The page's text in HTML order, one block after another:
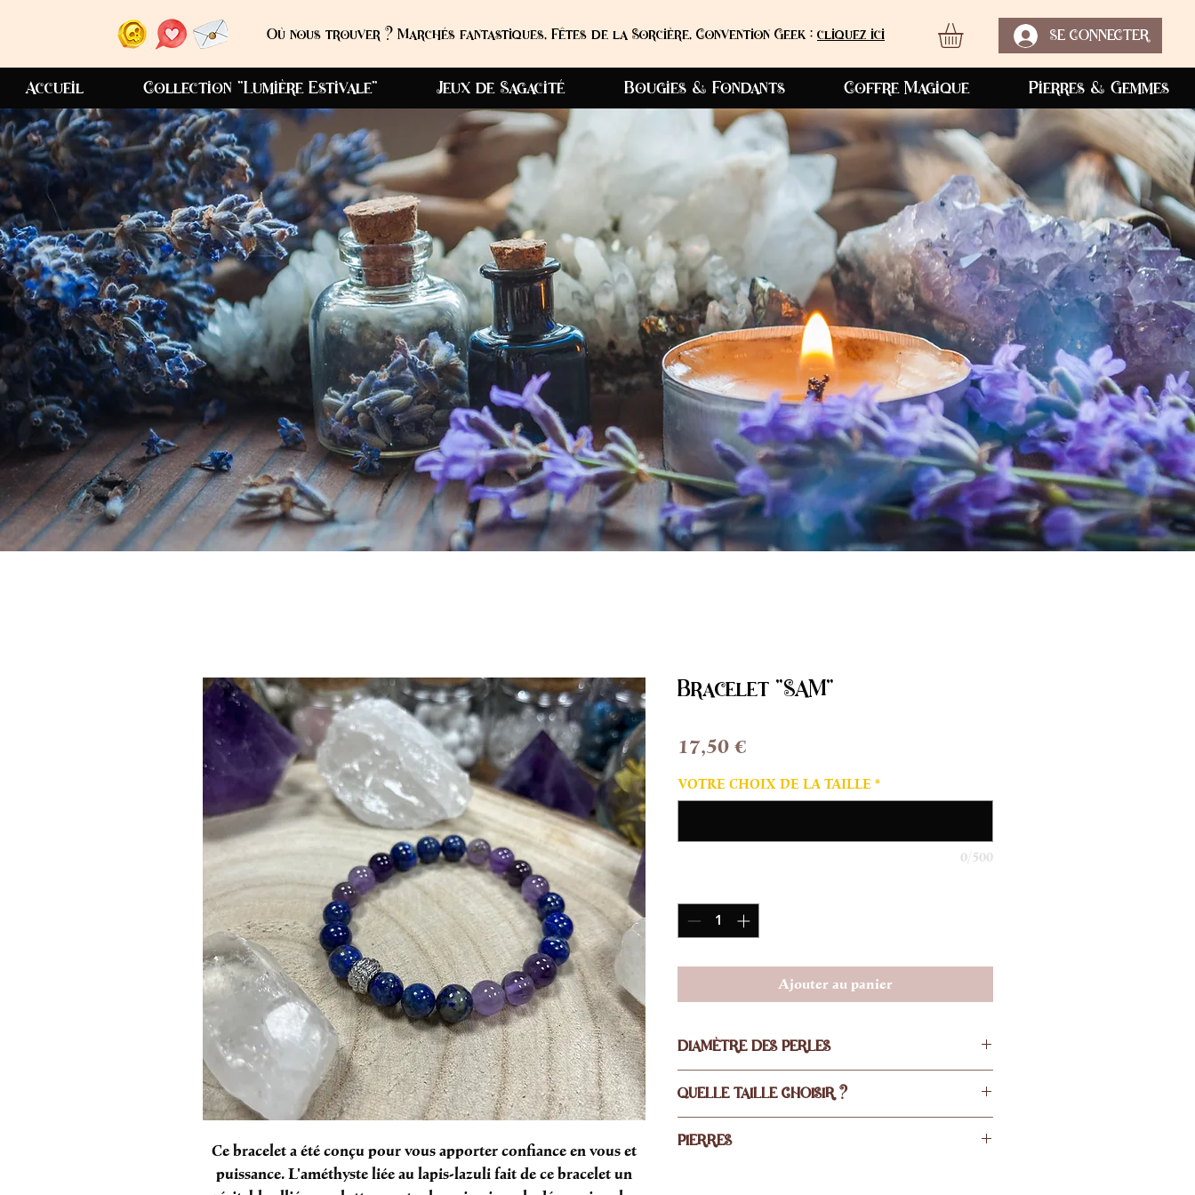
Où nous trouver ? Marchés fantastiques, Fêtes de la Sorcière, Convention Geek : cliquez ici SE CONNECTER
Accueil Collection "Lumière Estivale" Jeux de Sagacité Bougies & Fondants Coffre Magique Pierres & Gemmes
Ce bracelet a été conçu pour vous apporter confiance en vous et
puissance. L'améthyste liée au lapis-lazuli fait de ce bracelet un
Bracelet "SAM"
17,50 €Prix
VOTRE CHOIX DE LA TAILLE *
0/500
Ajouter au panier
DIAMÈTRE DES PERLES
QUELLE TAILLE CHOISIR ?
XS pour les femmes
PIERRES